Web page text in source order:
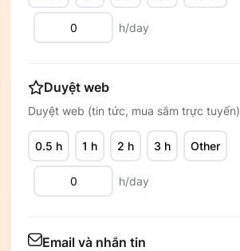
h/day
Duyệt web
Duyệt web (tin tức, mua sắm trực tuyến)
0.5 h 1 h 2 h 3 h Other
h/day
Email và nhắn tin